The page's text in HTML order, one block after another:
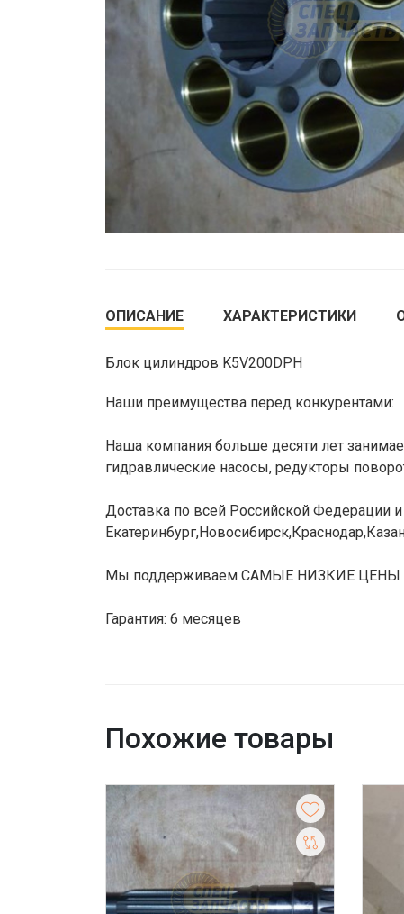
ОПИСАНИЕ ХАРАКТЕРИСТИКИ
Блок цилиндров K5V200DPH
Наши преимущества перед конкурентами:
Наша компания больше десяти лет
гидравлические насосы, редукторы
Доставка по всей Российской Федерации
Мы поддерживаем САМЫЕ НИЗКИЕ ЦЕНЫ
Гарантия: 6 месяцев
Похожие товары